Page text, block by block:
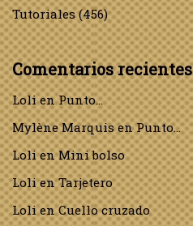
Tutoriales(456)
Comentarios recientes
LolienPunto…
Mylène MarquisenPunto…
LolienMini bolso
LolienTarjetero
LolienCuello cruzado